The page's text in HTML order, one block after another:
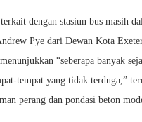
dengan stasiun bus masih
Pye dari Dewan Kota
“seberapa banyak
tempat yang tidak terduga,”
perang dan pondasi beton